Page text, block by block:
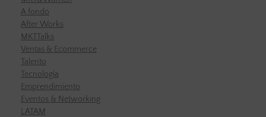
A fondo
After Works
MKTTalks
Ventas & Ecommerce
Talento
Tecnología
Emprendimiento
Eventos & Networking
LATAM